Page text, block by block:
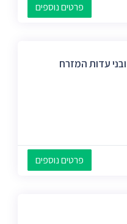
פרטים נוספים
עדות המזרח
פרטים נוספים